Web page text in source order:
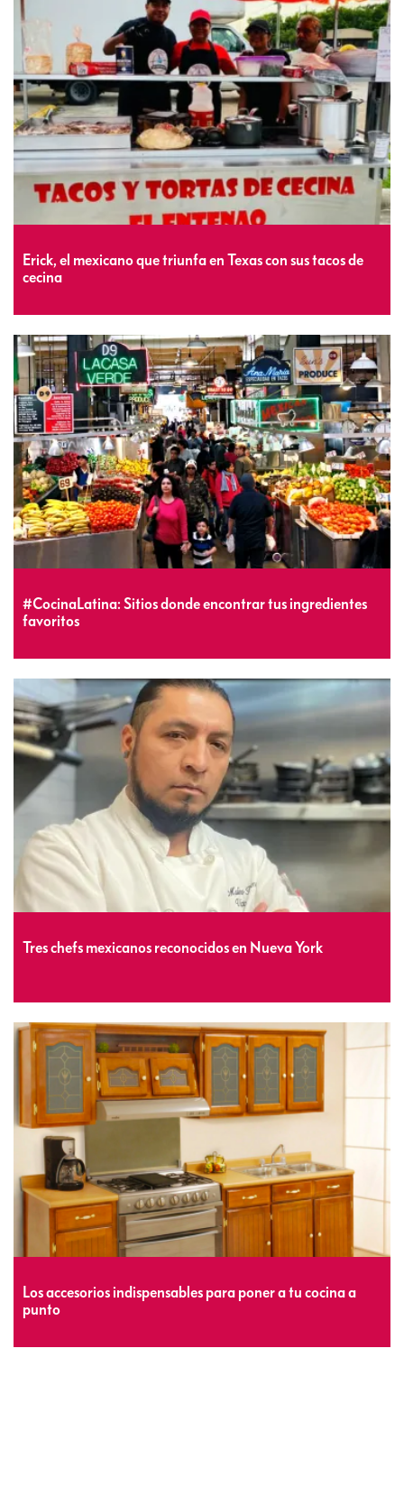
Erick, el mexicano que triunfa en Texas con sus tacos de
cecina
#CocinaLatina: Sitios donde encontrar tus ingredientes
favoritos
Tres chefs mexicanos reconocidos en Nueva York
Los accesorios indispensables para poner a tu cocina a
punto